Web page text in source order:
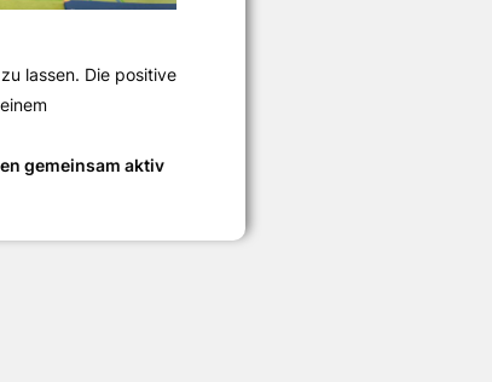
lassen. Die positive
gemeinsam aktiv